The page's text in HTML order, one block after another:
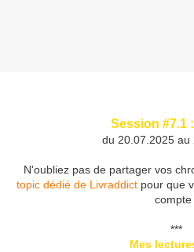
Session #7.1
du 20.07.2025 au
N'oubliez pas de partager vos
topic dédié de Livraddictpour que
compte
***
Mes